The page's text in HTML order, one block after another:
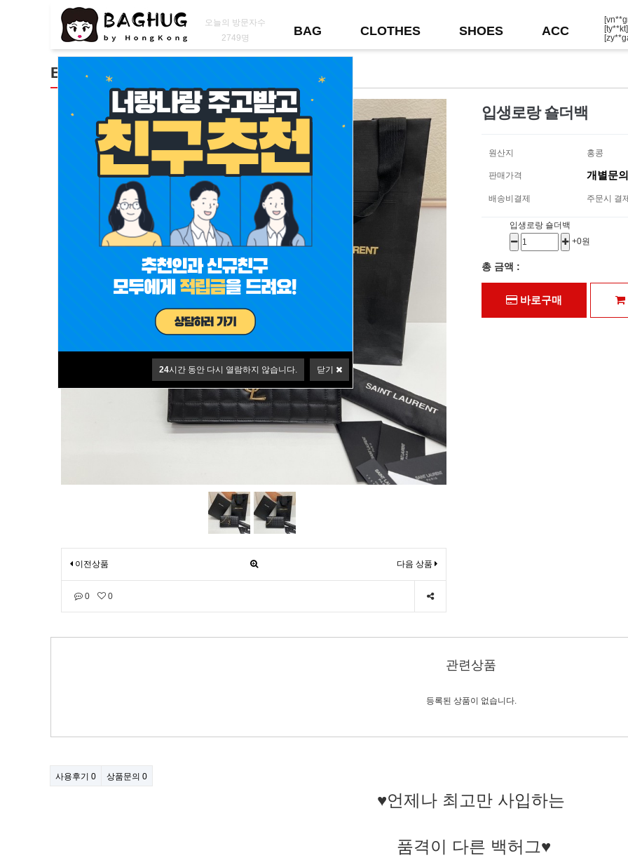
오늘의 방문자수
2749명
BAG CLOTHES SHOES ACC
24시간 동안 다시 열람하지 않습니다. 닫기
BAG
이전상품 다음 상품
0 0
입생로랑 숄더백
원산지 홍콩
판매가격 개별문의
배송비결제 주문시 결제
입생로랑 숄더백
+0원
총 금액 :
바로구매
관련상품
등록된 상품이 없습니다.
사용후기 0 상품문의 0
♥언제나 최고만 사입하는
품격이 다른 백허그♥